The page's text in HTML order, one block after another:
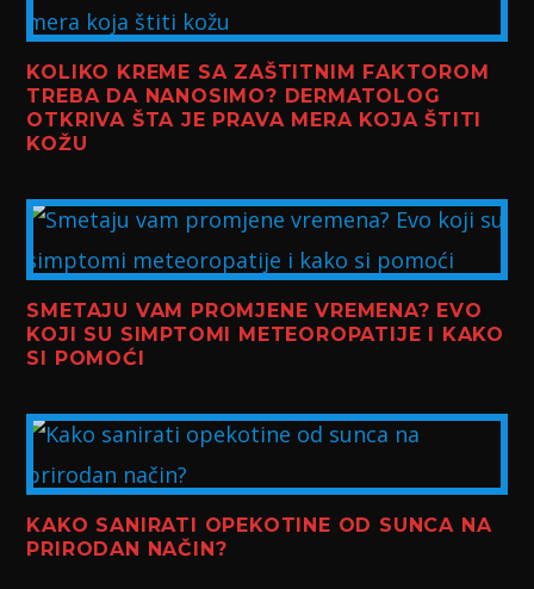
KOLIKO KREME SA ZAŠTITNIM FAKTOROM
TREBA DA NANOSIMO? DERMATOLOG
OTKRIVA ŠTA JE PRAVA MERA KOJA ŠTITI
KOŽU
SMETAJU VAM PROMJENE VREMENA? EVO
KOJI SU SIMPTOMI METEOROPATIJE I KAKO
SI POMOĆI
KAKO SANIRATI OPEKOTINE OD SUNCA NA
PRIRODAN NAČIN?